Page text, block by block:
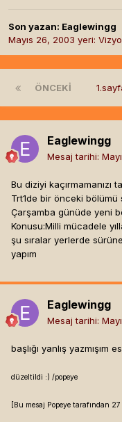
Son yazan: Eaglewingg
Mayıs 26, 2003 yeri:
ÖNCEKI
Eaglewingg
Mesaj tarihi:
Bu diziyi kaçırmamanızı
Trt1de bir önceki bölümü
Çarşamba günüde yeni
Konusu:Milli mücadele
şu sıralar yerlerde
yapım
Eaglewingg
Mesaj tarihi:
başlığı yanlış
düzeltildi :) /popeye
[Bu mesaj Popeye tarafından